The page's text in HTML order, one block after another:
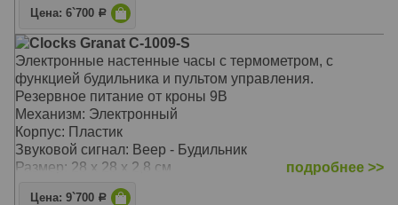
Цена: 6`700 Р
Clocks Granat C-1009-S
Электронные настенные часы с термометром, с
функцией будильника и пультом управления.
Резервное питание от кроны 9В
Механизм: Электронный
Корпус: Пластик
Звуковой сигнал: Beep - Будильник
Размер: 28 x 28 x 2,8 см
подробнее >>
Цена: 9`700 Р